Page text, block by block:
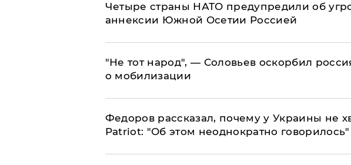
Четыре страны НАТО предупредили об
аннексии Южной Осетии Россией
​"Не тот народ", — Соловьев оскорбил
о мобилизации
Федоров рассказал, почему у Украины не
Patriot: "Об этом неоднократно говорилось"